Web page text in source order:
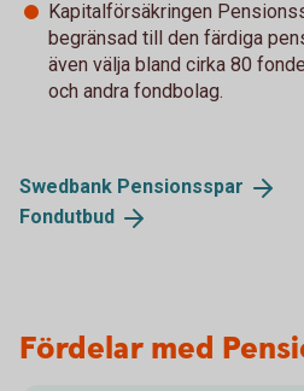
Kapitalförsäkringen
begränsad till den färdiga
även välja bland cirka 80
och andra fondbolag.
Swedbank Pensionsspar
Fondutbud
Fördelar med